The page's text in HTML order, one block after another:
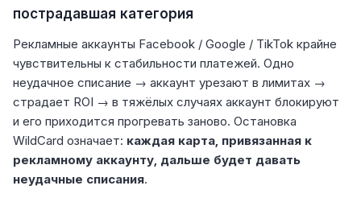
пострадавшая категория
Рекламные аккаунты Facebook / Google / TikTok крайне
чувствительны к стабильности платежей. Одно
неудачное списание → аккаунт урезают в лимитах →
страдает ROI → в тяжёлых случаях аккаунт блокируют
и его приходится прогревать заново. Остановка
WildCard означает: каждая карта, привязанная к
рекламному аккаунту, дальше будет давать
неудачные списания.